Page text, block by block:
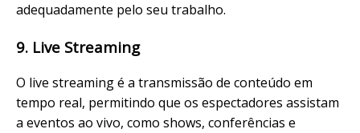
adequadamente pelo seu trabalho.
9. Live Streaming
O live streaming é a transmissão de conteúdo em
tempo real, permitindo que os espectadores assistam
a eventos ao vivo, como shows, conferências e